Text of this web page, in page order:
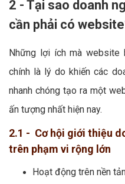
2 - Tại sao doanh
cần phải có
Những lợi ích mà
chính là lý do khiến các
nhanh chóng tạo ra một
ấn tượng nhất hiện nay.
2.1 - Cơ hội giới thiệu
trên phạm vi rộng lớn
Hoạt động trên nền